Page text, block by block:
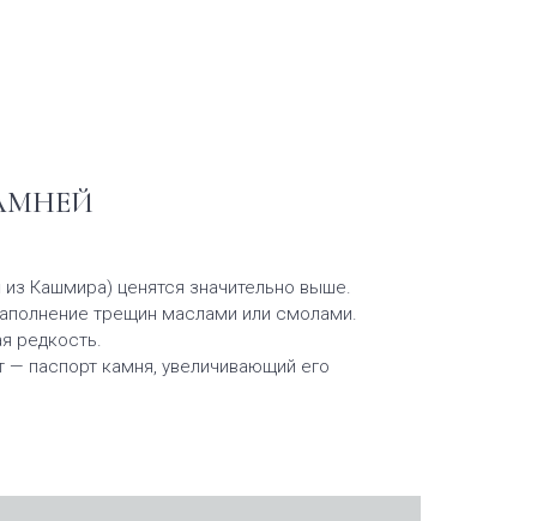
Кашмира) ценятся значительно выше.
трещин маслами или смолами.
редкость.
— паспорт камня, увеличивающий его